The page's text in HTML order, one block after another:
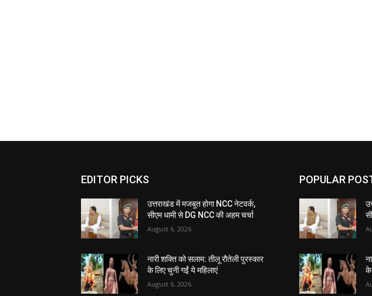
EDITOR PICKS
उत्तराखंड में मजबूत होगा NCC नेटवर्क,
सीएम धामी से DG NCC की अहम चर्चा
August 6, 2026
नारी शक्ति को सलाम: तीलू रौतेली पुरस्कार
के लिए चुनी गईं ये महिलाएं
August 6, 2026
POPULAR
के